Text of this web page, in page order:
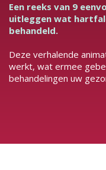
Een reeks van 9
uitleggen wat
behandeld.
Deze verhalende
werkt, wat ermee
behandelingen uw